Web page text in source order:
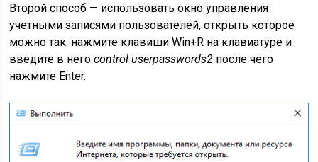
Второй способ — использовать окно управления
учетными записями пользователей, открыть которое
можно так: нажмите клавиши Win+R на клавиатуре и
введите в негоcontrol userpasswords2 после чего
нажмите Enter.